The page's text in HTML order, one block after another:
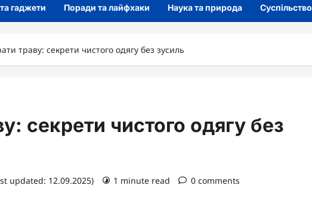
гаджети Поради та лайфхаки Наука та природа Суспільство
траву: секрети чистого одягу без зусиль
секрети чистого одягу без
updated: 12.09.2025) 1 minute read 0 comments